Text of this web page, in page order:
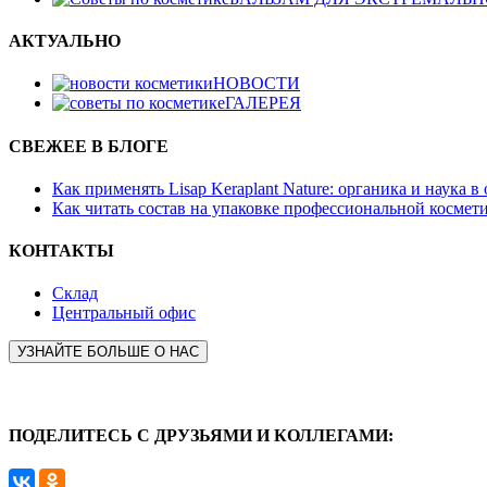
АКТУАЛЬНО
НОВОСТИ
ГАЛЕРЕЯ
СВЕЖЕЕ В БЛОГЕ
Как применять Lisap Keraplant Nature: органика и наука
Как читать состав на упаковке профессиональной
КОНТАКТЫ
Склад
Центральный офис
УЗНАЙТЕ БОЛЬШЕ О НАС
ПОДЕЛИТЕСЬ С ДРУЗЬЯМИ И КОЛЛЕГАМИ: